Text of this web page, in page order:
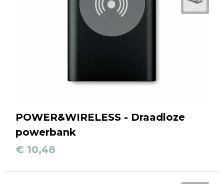
POWER&WIRELESS - Draadloze
powerbank
€ 10,48